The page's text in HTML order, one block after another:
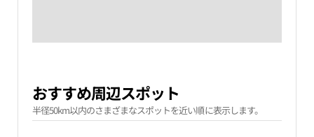
おすすめ周辺スポット
半径50km以内のさまざまなスポットを近い順に表示します。